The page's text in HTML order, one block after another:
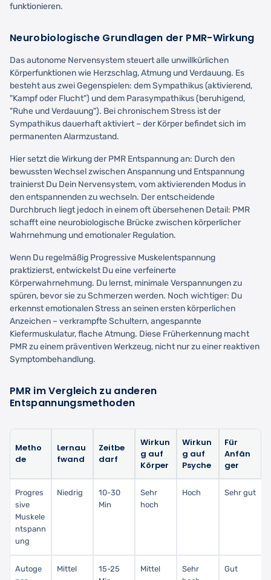
funktionieren.
Neurobiologische Grundlagen der PMR-Wirkung
Das autonome Nervensystem steuert alle unwillkürlichen
Körperfunktionen wie Herzschlag, Atmung und Verdauung. Es
besteht aus zwei Gegenspielen: dem Sympathikus (aktivierend,
"Kampf oder Flucht") und dem Parasympathikus (beruhigend,
"Ruhe und Verdauung"). Bei chronischem Stress ist der
Sympathikus dauerhaft aktiviert – der Körper befindet sich im
permanenten Alarmzustand.
Hier setzt die Wirkung der PMR Entspannung an: Durch den
bewussten Wechsel zwischen Anspannung und Entspannung
trainierst Du Dein Nervensystem, vom aktivierenden Modus in
den entspannenden zu wechseln. Der entscheidende
Durchbruch liegt jedoch in einem oft übersehenen Detail: PMR
schafft eine neurobiologische Brücke zwischen körperlicher
Wahrnehmung und emotionaler Regulation.
Wenn Du regelmäßig Progressive Muskelentspannung
praktizierst, entwickelst Du eine verfeinerte
Körperwahrnehmung. Du lernst, minimale Verspannungen zu
spüren, bevor sie zu Schmerzen werden. Noch wichtiger: Du
erkennst emotionalen Stress an seinen ersten körperlichen
Anzeichen – verkrampfte Schultern, angespannte
Kiefermuskulatur, flache Atmung. Diese Früherkennung macht
PMR zu einem präventiven Werkzeug, nicht nur zu einer reaktiven
Symptombehandlung.
PMR im Vergleich zu anderen
Entspannungsmethoden
Metho
de
Lernau
fwand
Zeitbe
darf
Wirkun
g auf
Körper
Wirkun
g auf
Psyche
Für
Anfän
ger
Progres
sive
Muskele
ntspann
ung
Niedrig
10-30
Min
Sehr
hoch
Hoch Sehr gut
Autoge
Mittel
15-25
Mittel
Sehr
Gut